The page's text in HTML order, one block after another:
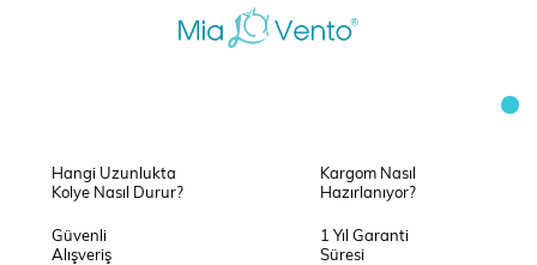
Hangi Uzunlukta
Kolye Nasıl Durur?
Kargom Nasıl
Hazırlanıyor?
Güvenli
Alışveriş
1 Yıl Garanti
Süresi